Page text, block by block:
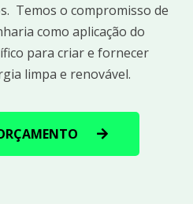
Temos o compromisso de
como aplicação do
para criar e fornecer
limpa e renovável.